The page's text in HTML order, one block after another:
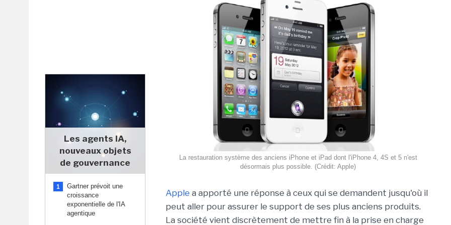
Les agents IA,
nouveaux objets
de gouvernance
1
Gartner prévoit une
croissance
exponentielle de l'IA
agentique
La restauration système des anciens iPhone et iPad dont l'iPhone 4, 4S et 5 n'est
désormais plus possible. (Crédit: Apple)
Apple a apporté une réponse à ceux qui se demandent jusqu'où il
peut aller pour assurer le support de ses plus anciens produits.
La société vient discrètement de mettre fin à la prise en charge